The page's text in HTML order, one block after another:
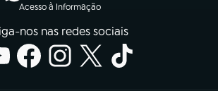
Acesso à Informação
nos nas redes sociais